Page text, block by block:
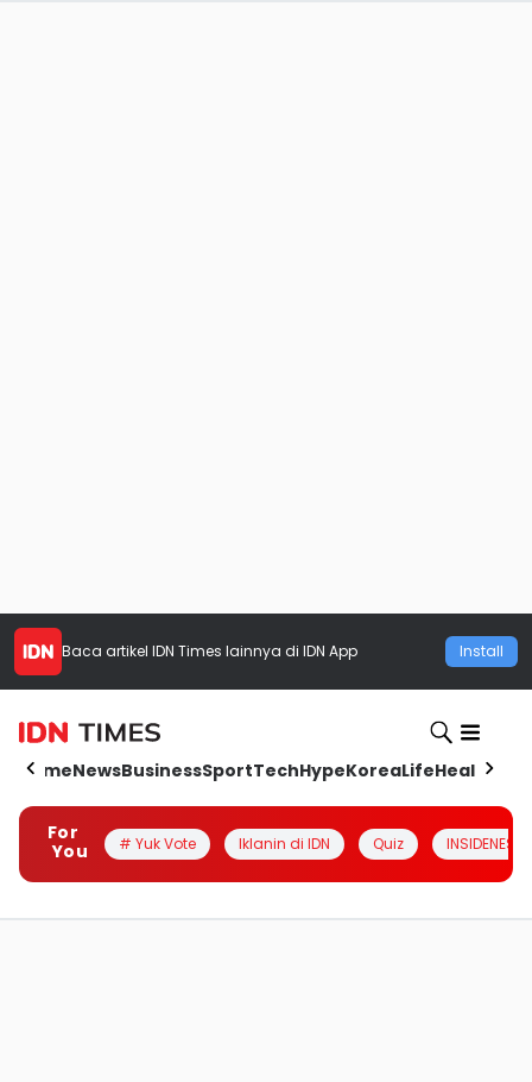
Baca artikel IDN Times lainnya di IDN App Install
HomeNewsBusinessSportTechHypeKoreaLifeHealth
For
You
# Yuk Vote Iklanin di IDN Quiz INSIDENESIA